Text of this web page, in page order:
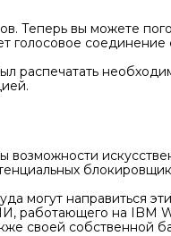
Теперь вы можете
соединение
распечатать
могут направиться
работающего на IBM
своей собственной